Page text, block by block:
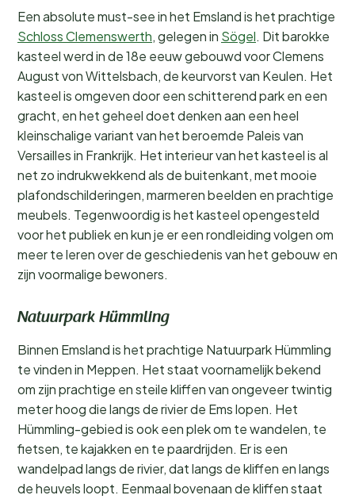
Een absolute must-see in het Emsland is het prachtige
Schloss Clemenswerth, gelegen in Sögel. Dit barokke
kasteel werd in de 18e eeuw gebouwd voor Clemens
August von Wittelsbach, de keurvorst van Keulen. Het
kasteel is omgeven door een schitterend park en een
gracht, en het geheel doet denken aan een heel
kleinschalige variant van het beroemde Paleis van
Versailles in Frankrijk. Het interieur van het kasteel is al
net zo indrukwekkend als de buitenkant, met mooie
plafondschilderingen, marmeren beelden en prachtige
meubels. Tegenwoordig is het kasteel opengesteld
voor het publiek en kun je er een rondleiding volgen om
meer te leren over de geschiedenis van het gebouw en
zijn voormalige bewoners.
Natuurpark Hümmling
Binnen Emsland is het prachtige Natuurpark Hümmling
te vinden in Meppen. Het staat voornamelijk bekend
om zijn prachtige en steile kliffen van ongeveer twintig
meter hoog die langs de rivier de Ems lopen. Het
Hümmling-gebied is ook een plek om te wandelen, te
fietsen, te kajakken en te paardrijden. Er is een
wandelpad langs de rivier, dat langs de kliffen en langs
de heuvels loopt. Eenmaal bovenaan de kliffen staat